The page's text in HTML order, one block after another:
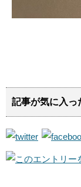
記事が気に入っ